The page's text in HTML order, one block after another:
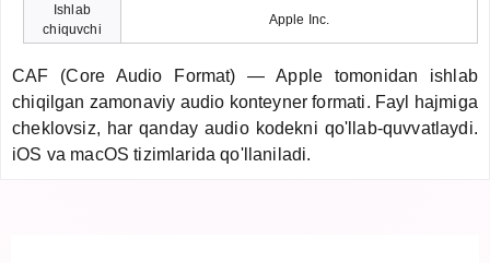
Ishlab
chiquvchi
Apple Inc.
CAF (Core Audio Format) — Apple tomonidan ishlab
chiqilgan zamonaviy audio konteyner formati. Fayl hajmiga
cheklovsiz, har qanday audio kodekni qo'llab-quvvatlaydi.
iOS va macOS tizimlarida qo'llaniladi.